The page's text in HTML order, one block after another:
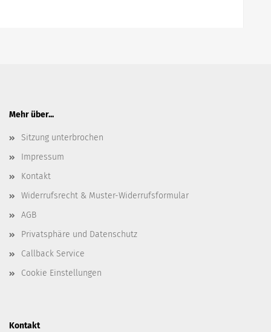
Mehr über...
Sitzung unterbrochen
Impressum
Kontakt
Widerrufsrecht & Muster-Widerrufsformular
AGB
Privatsphäre und Datenschutz
Callback Service
Cookie Einstellungen
Kontakt